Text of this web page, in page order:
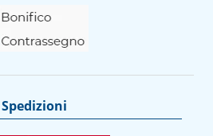
Spedizioni